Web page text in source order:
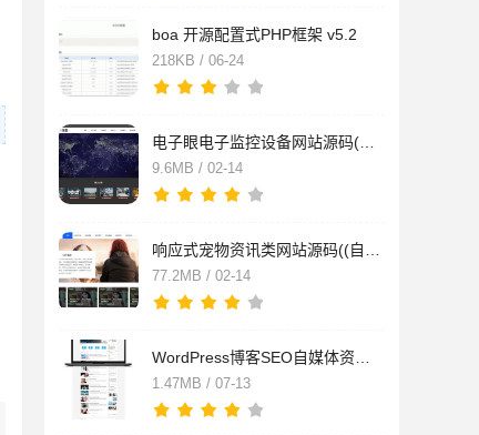
boa 开源配置式PHP框架 v5.2
218KB / 06-24
9.6MB / 02-14
77.2MB / 02-14
1.47MB / 07-13